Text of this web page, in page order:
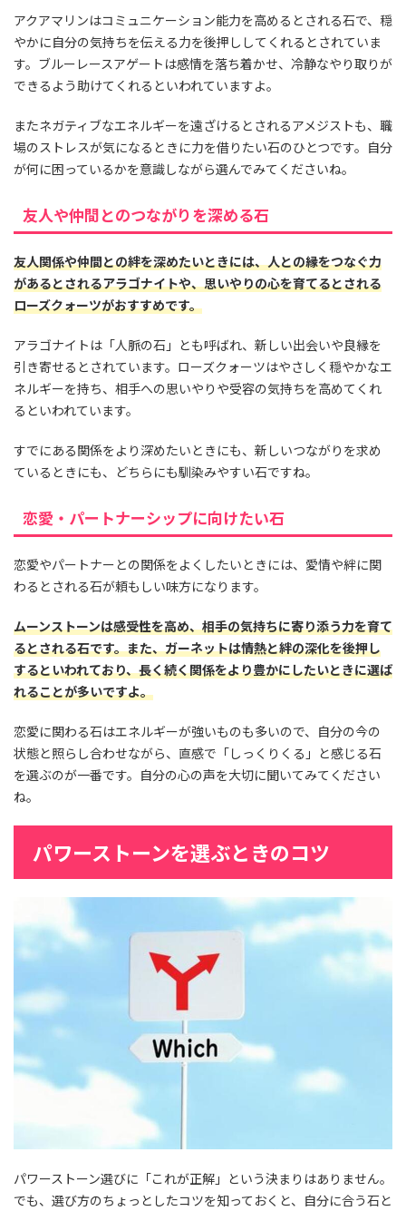
アクアマリンはコミュニケーション能力を高めるとされる石で、穏
やかに自分の気持ちを伝える力を後押ししてくれるとされていま
す。ブルーレースアゲートは感情を落ち着かせ、冷静なやり取りが
できるよう助けてくれるといわれていますよ。
またネガティブなエネルギーを遠ざけるとされるアメジストも、職
場のストレスが気になるときに力を借りたい石のひとつです。自分
が何に困っているかを意識しながら選んでみてくださいね。
友人や仲間とのつながりを深める石
友人関係や仲間との絆を深めたいときには、人との縁をつなぐ力
があるとされるアラゴナイトや、思いやりの心を育てるとされる
ローズクォーツがおすすめです。
アラゴナイトは「人脈の石」とも呼ばれ、新しい出会いや良縁を
引き寄せるとされています。ローズクォーツはやさしく穏やかなエ
ネルギーを持ち、相手への思いやりや受容の気持ちを高めてくれ
るといわれています。
すでにある関係をより深めたいときにも、新しいつながりを求め
ているときにも、どちらにも馴染みやすい石ですね。
恋愛・パートナーシップに向けたい石
恋愛やパートナーとの関係をよくしたいときには、愛情や絆に関
わるとされる石が頼もしい味方になります。
ムーンストーンは感受性を高め、相手の気持ちに寄り添う力を育て
るとされる石です。また、ガーネットは情熱と絆の深化を後押し
するといわれており、長く続く関係をより豊かにしたいときに選ば
れることが多いですよ。
恋愛に関わる石はエネルギーが強いものも多いので、自分の今の
状態と照らし合わせながら、直感で「しっくりくる」と感じる石
を選ぶのが一番です。自分の心の声を大切に聞いてみてください
ね。
パワーストーンを選ぶときのコツ
パワーストーン選びに「これが正解」という決まりはありません。
でも、選び方のちょっとしたコツを知っておくと、自分に合う石と